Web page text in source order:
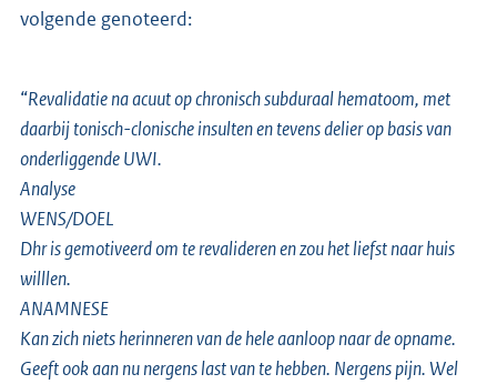
volgende genoteerd:
“Revalidatie na acuut op chronisch subduraal hematoom, met
daarbij tonisch-clonische insulten en tevens delier op basis van
onderliggende UWI.
Analyse
WENS/DOEL
Dhr is gemotiveerd om te revalideren en zou het liefst naar huis
willlen.
ANAMNESE
Kan zich niets herinneren van de hele aanloop naar de opname.
Geeft ook aan nu nergens last van te hebben. Nergens pijn. Wel